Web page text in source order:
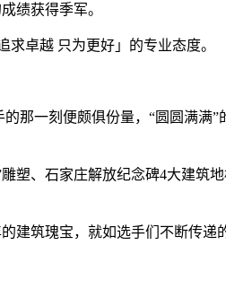
绩获得季军。
卓越 只为更好」的专业态度。
一刻便颇俱份量，“圆圆满满”
、石家庄解放纪念碑4大建筑
筑瑰宝，就如选手们不断传递